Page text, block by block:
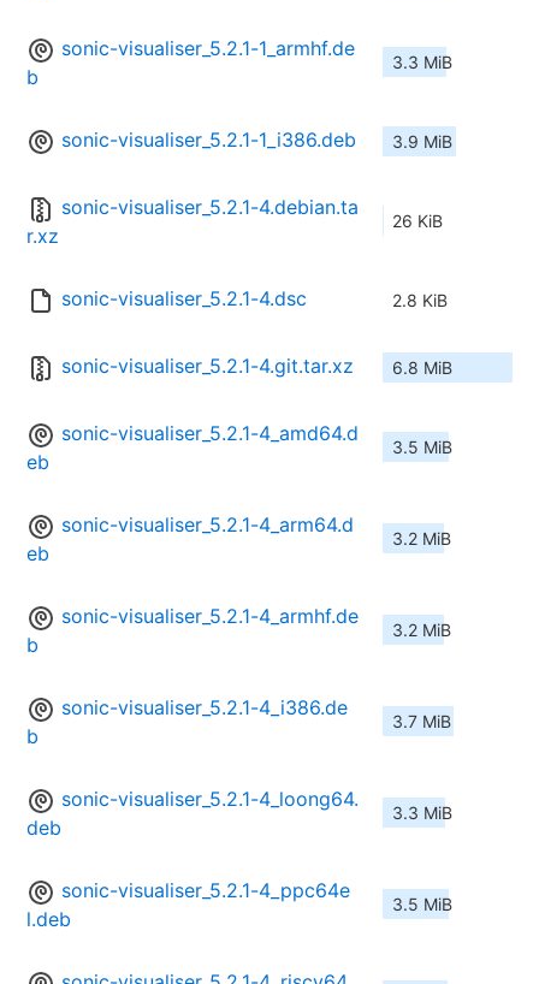
sonic-visualiser_5.2.1-1_armhf.de
b
3.3 MiB
sonic-visualiser_5.2.1-1_i386.deb 3.9 MiB
sonic-visualiser_5.2.1-4.debian.ta
r.xz
26 KiB
sonic-visualiser_5.2.1-4.dsc 2.8 KiB
sonic-visualiser_5.2.1-4.git.tar.xz 6.8 MiB
sonic-visualiser_5.2.1-4_amd64.d
eb
3.5 MiB
sonic-visualiser_5.2.1-4_arm64.d
eb
3.2 MiB
sonic-visualiser_5.2.1-4_armhf.de
b
3.2 MiB
sonic-visualiser_5.2.1-4_i386.de
b
3.7 MiB
sonic-visualiser_5.2.1-4_loong64.
deb
3.3 MiB
sonic-visualiser_5.2.1-4_ppc64e
l.deb
3.5 MiB